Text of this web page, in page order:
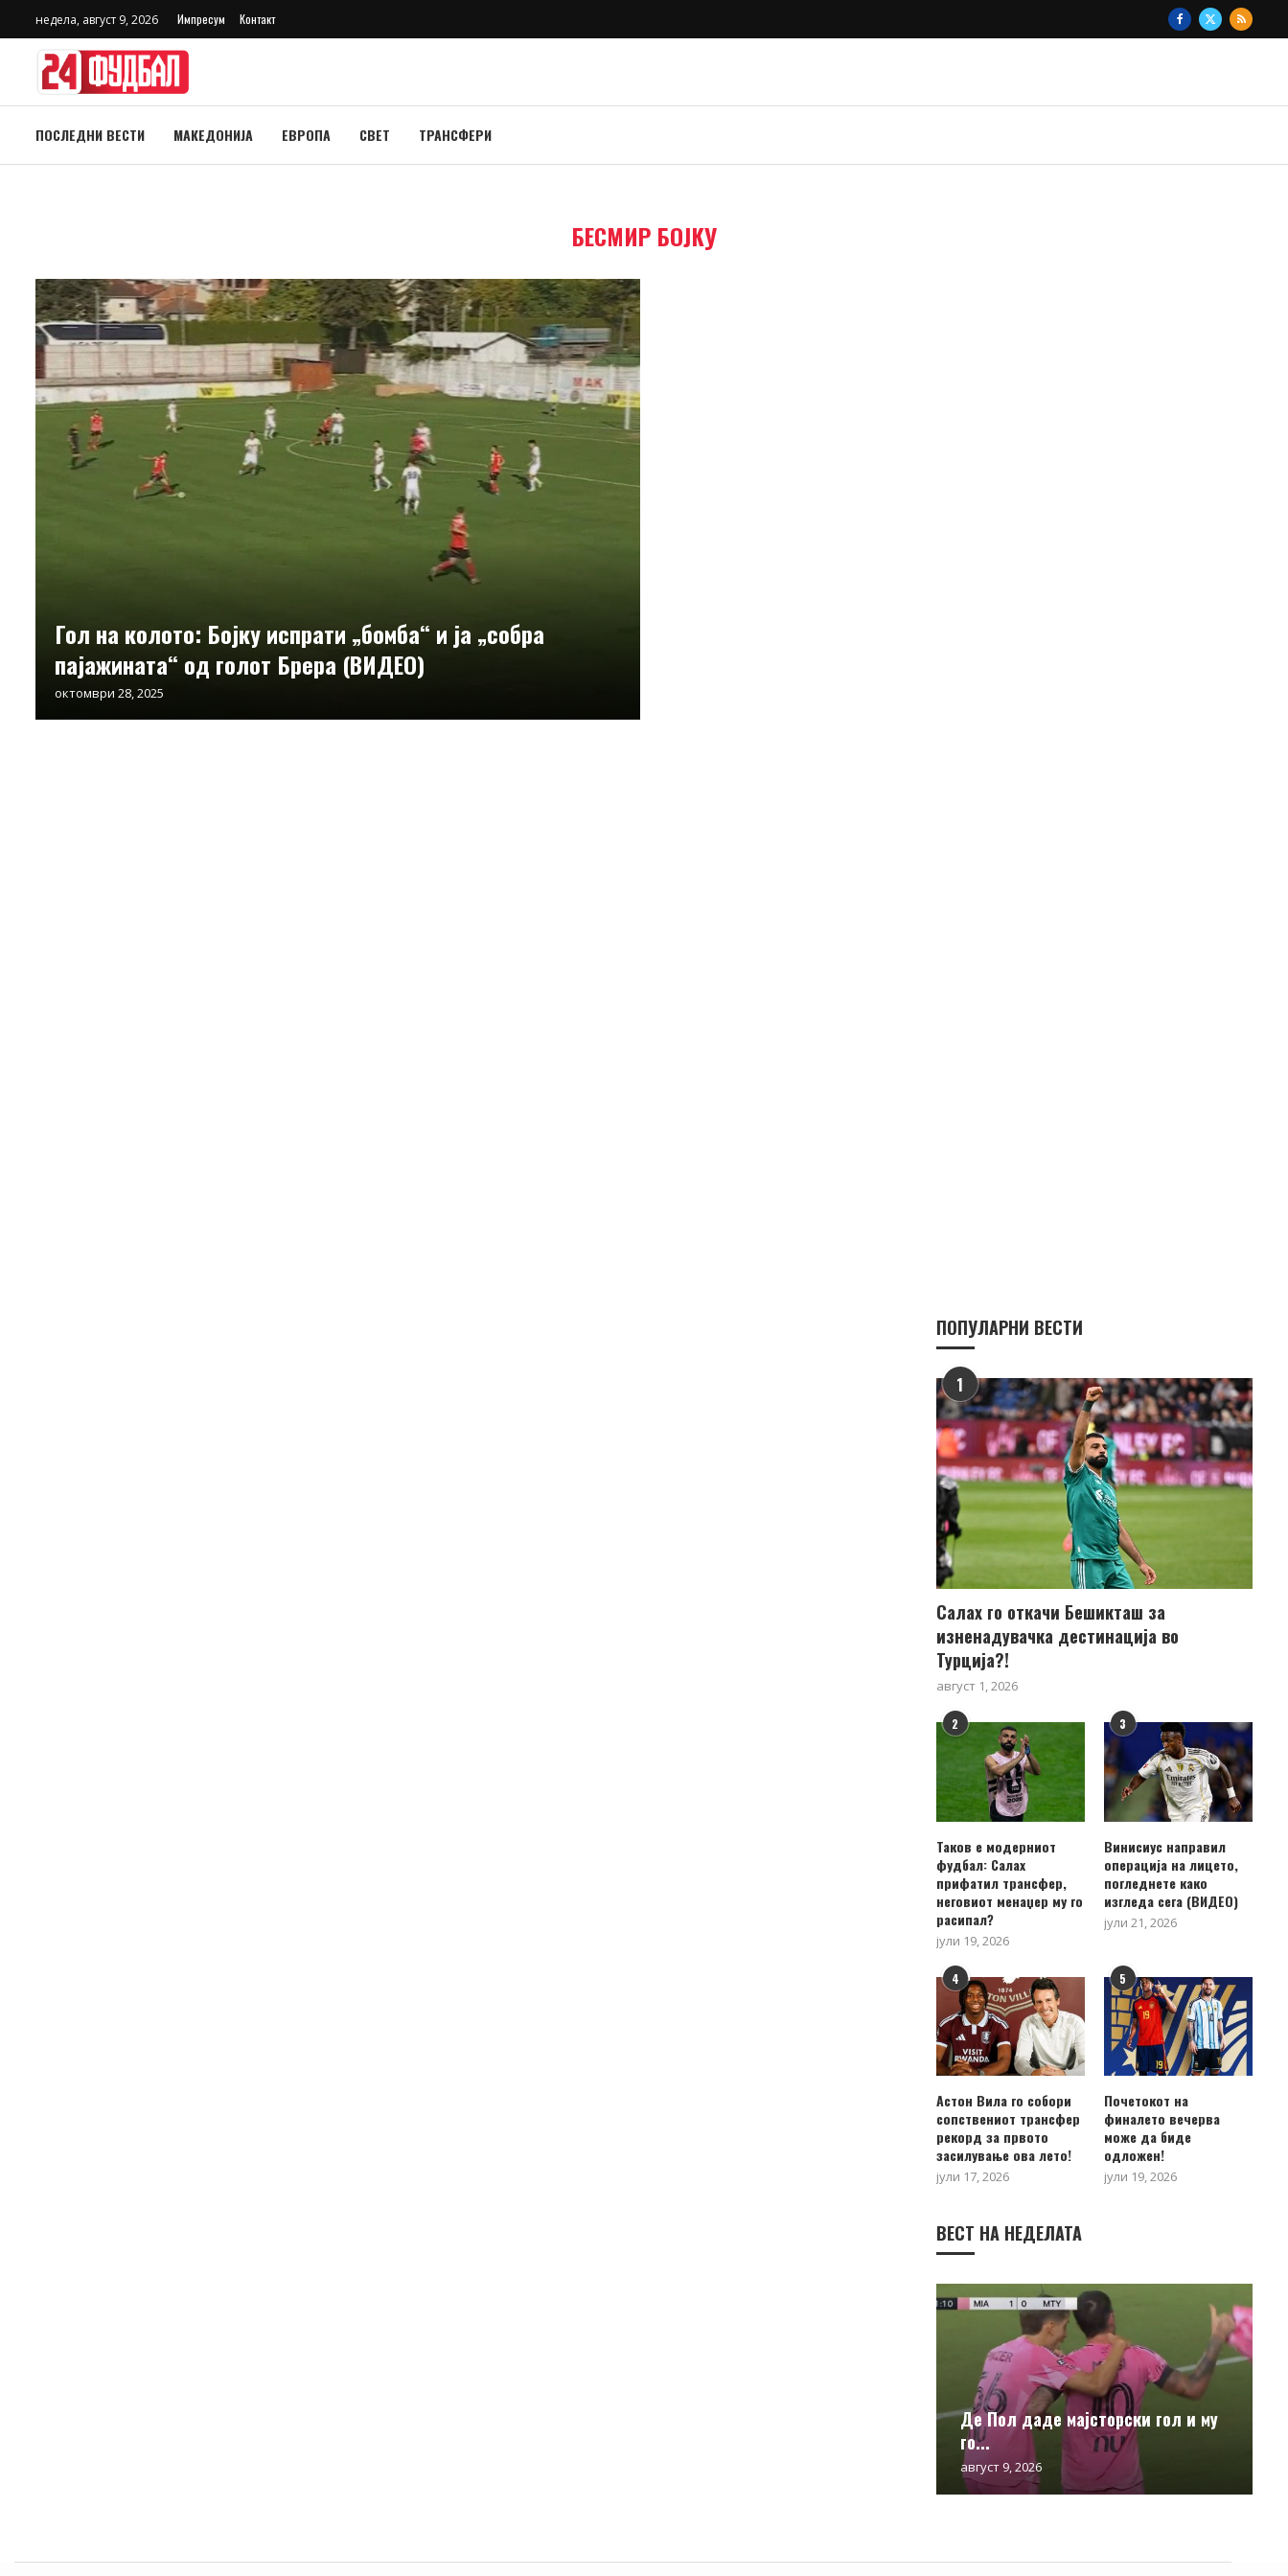
недела, август 9, 2026 Импресум Контакт
ПОСЛЕДНИ ВЕСТИ МАКЕДОНИЈА ЕВРОПА СВЕТ ТРАНСФЕРИ
БЕСМИР БОЈКУ
Гол на колото: Бојку испрати „бомба“ и ја „собра
пајажината“ од голот Брера (ВИДЕО)
октомври 28, 2025
ПОПУЛАРНИ ВЕСТИ
1
Салах го откачи Бешикташ за
изненадувачка дестинација во
Турција?!
август 1, 2026
2
Таков е модерниот
фудбал: Салах
прифатил трансфер,
неговиот менаџер му го
расипал?
јули 19, 2026
3
Винисиус направил
операција на лицето,
погледнете како
изгледа сега (ВИДЕО)
јули 21, 2026
4
Астон Вила го собори
сопствениот трансфер
рекорд за првото
засилување ова лето!
јули 17, 2026
5
Почетокот на
финалето вечерва
може да биде
одложен!
јули 19, 2026
ВЕСТ НА НЕДЕЛАТА
Де Пол даде мајсторски гол и му
го...
август 9, 2026